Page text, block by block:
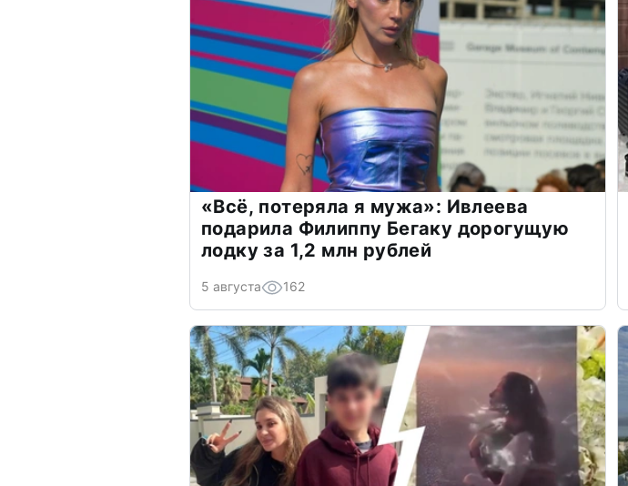
«Всё, потеряла я мужа»: Ивлеева
подарила Филиппу Бегаку дорогущую
лодку за 1,2 млн рублей
5 августа 162